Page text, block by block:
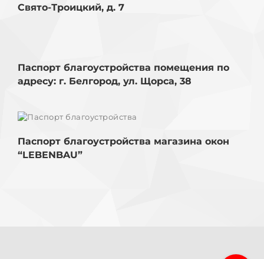
Свято-Троицкий, д. 7
адресу: г. Белгород, ул. Щорса, 38
Паспорт благоустройства помещения по
адресу: г. Белгород, ул. Щорса, 38
Паспорт благоустройства магазина окон
“LEBENBAU”
Паспорт благоустройства магазина окон
“LEBENBAU”